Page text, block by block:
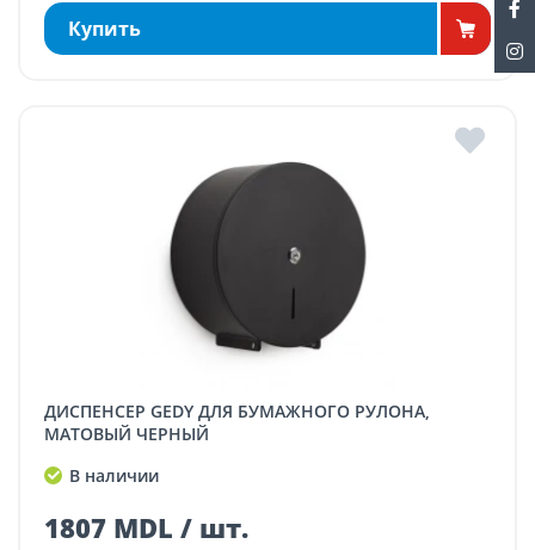
Купить
ДИСПЕНСЕР GEDY ДЛЯ БУМАЖНОГО РУЛОНА,
МАТОВЫЙ ЧЕРНЫЙ
В наличии
1807 MDL / шт.